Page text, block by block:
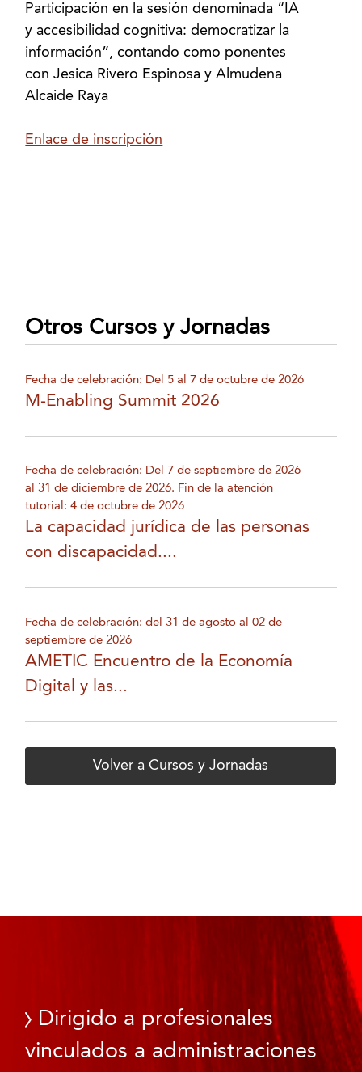
Participación en la sesión denominada “IA
y accesibilidad cognitiva: democratizar la
información”, contando como ponentes
con Jesica Rivero Espinosa y Almudena
Alcaide Raya
Enlace de inscripción
Otros Cursos y Jornadas
Fecha de celebración: Del 5 al 7 de octubre de 2026
M-Enabling Summit 2026
Fecha de celebración: Del 7 de septiembre de 2026
al 31 de diciembre de 2026. Fin de la atención
tutorial: 4 de octubre de 2026
La capacidad jurídica de las personas
con discapacidad....
Fecha de celebración: del 31 de agosto al 02 de
septiembre de 2026
AMETIC Encuentro de la Economía
Digital y las...
Volver a Cursos y Jornadas
Dirigido a profesionales
vinculados a administraciones